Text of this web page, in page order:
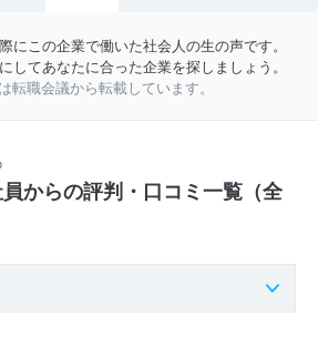
にこの企業で働いた社会人の生の声です。
してあなたに合った企業を探しましょう。
転職会議から転載しています。
からの評判・口コミ一覧（全